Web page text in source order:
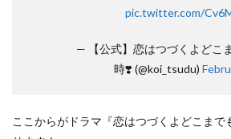
pic.twitter.com/
— 【公式】恋はつづくよどこ
時❣️ (@koi_tsudu)
ここからがドラマ『恋はつづくよどこまで